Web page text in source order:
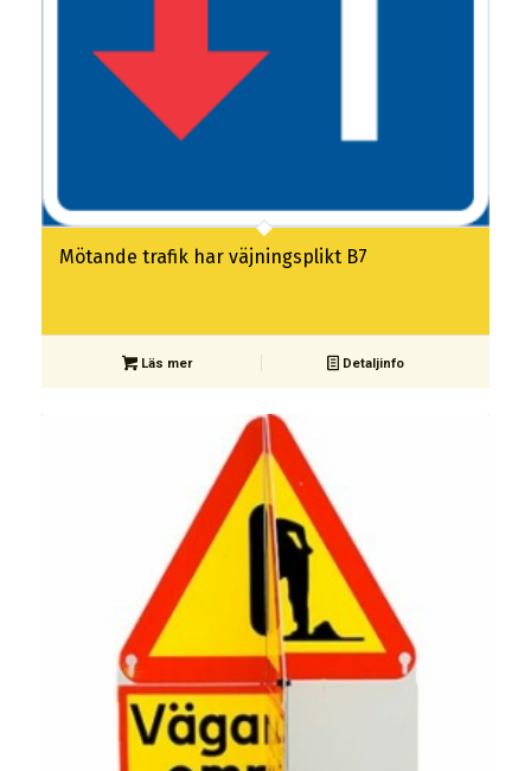
Mötande trafik har väjningsplikt B7
Läs mer Detaljinfo